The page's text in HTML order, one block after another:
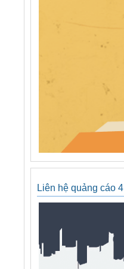
Liên hệ quảng cáo 4